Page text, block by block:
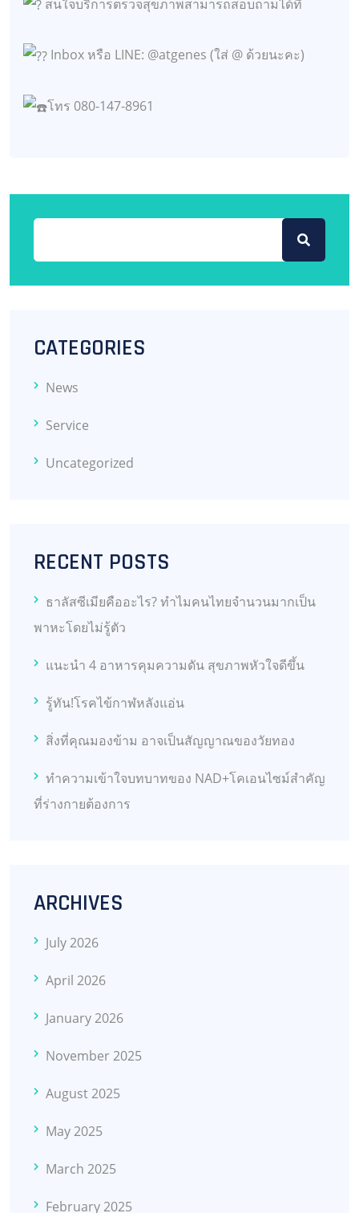
สนใจบริการตรวจสุขภาพสามารถสอบถามได้ที่
Inbox หรือ LINE: @atgenes (ใส่ @ ด้วยนะคะ)
โทร 080-147-8961
CATEGORIES
News
Service
Uncategorized
RECENT POSTS
ธาลัสซีเมียคืออะไร? ทำไมคนไทยจำนวนมากเป็น
พาหะโดยไม่รู้ตัว
แนะนำ 4 อาหารคุมความดัน สุขภาพหัวใจดีขึ้น
รู้ทัน!โรคไข้กาฬหลังแอ่น
สิ่งที่คุณมองข้าม อาจเป็นสัญญาณของวัยทอง
ทำความเข้าใจบทบาทของ NAD+โคเอนไซม์สำคัญ
ที่ร่างกายต้องการ
ARCHIVES
July 2026
April 2026
January 2026
November 2025
August 2025
May 2025
March 2025
February 2025